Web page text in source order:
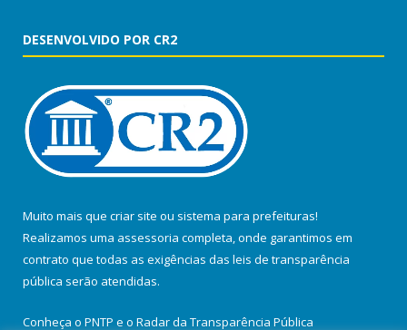
DESENVOLVIDO POR CR2
Muito mais que criar site ou sistema para prefeituras!
Realizamos uma assessoria completa, onde garantimos em
contrato que todas as exigências das leis de transparência
pública serão atendidas.
Conheça o PNTP e o Radar da Transparência Pública